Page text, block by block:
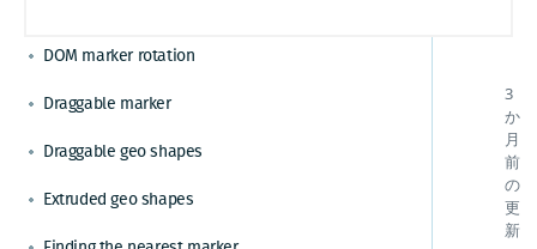
日本のデータを含む地図を表示する
KMLで地図コンテンツを強化する
HERE Indoor Mapを統合する
ジオコーディングと住所の検索を解決する
DOM marker rotation
Draggable marker
Draggable geo shapes
Extruded geo shapes
3
か
月
前
の
更
新